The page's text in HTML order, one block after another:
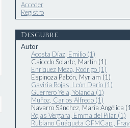
Acceder
Registro
Descubre
Autor
Acosta Díaz, Emilio (1)
Caicedo Solarte, Martín (1)
Enríquez Meza, Rodrigo (1)
Espinoza Pabón, Myriam (1)
Gaviria Rojas, León Darío (1)
Guerrero Yela, Yolanda (1)
Muñoz, Carlos Alfredo (1)
Navarro Sánchez, María Angélica
Rojas Vergara, Emma del Pilar (1)
Rubiano Guáqueta OFMCap., Fray